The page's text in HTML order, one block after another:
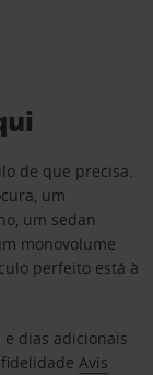
de que precisa.
um
um sedan
monovolume
perfeito está à
dias adicionais
Avis